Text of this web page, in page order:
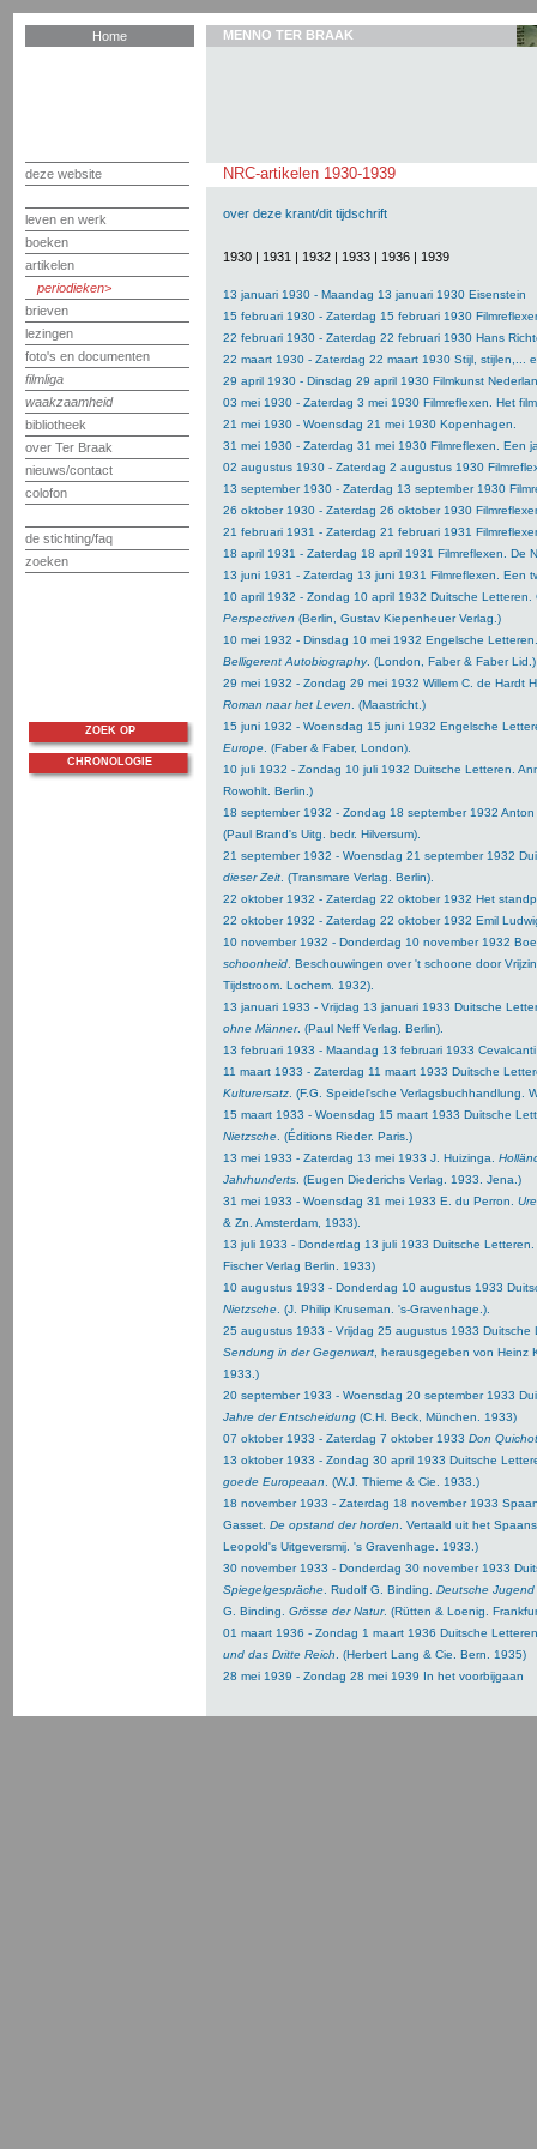
Home
deze website
leven en werk
boeken
artikelen
periodieken
brieven
lezingen
foto's en documenten
filmliga
waakzaamheid
bibliotheek
over Ter Braak
nieuws/contact
colofon
de stichting/faq
zoeken
MENNO TER BRAAK
NRC-artikelen 1930-1939
over deze krant/dit tijdschrift
1930 | 1931 | 1932 | 1933 | 1936 | 1939
13 januari 1930 - Maandag 13 januari 1930 Eisenstein
15 februari 1930 - Zaterdag 15 februari 1930
22 februari 1930 - Zaterdag 22 februari 1930 Hans
22 maart 1930 - Zaterdag 22 maart 1930 Stijl, stijlen,...
29 april 1930 - Dinsdag 29 april 1930 Filmkunst
03 mei 1930 - Zaterdag 3 mei 1930 Filmreflexen. Het
21 mei 1930 - Woensdag 21 mei 1930 Kopenhagen.
31 mei 1930 - Zaterdag 31 mei 1930 Filmreflexen. Een
02 augustus 1930 - Zaterdag 2 augustus 1930
13 september 1930 - Zaterdag 13 september 1930
26 oktober 1930 - Zaterdag 26 oktober 1930
21 februari 1931 - Zaterdag 21 februari 1931
18 april 1931 - Zaterdag 18 april 1931 Filmreflexen. De
13 juni 1931 - Zaterdag 13 juni 1931 Filmreflexen. Een
10 april 1932 - Zondag 10 april 1932 Duitsche
Perspectiven (Berlin, Gustav Kiepenheuer Verlag.)
10 mei 1932 - Dinsdag 10 mei 1932 Engelsche
Belligerent Autobiography. (London, Faber & Faber Lid.)
29 mei 1932 - Zondag 29 mei 1932 Willem C. de Hardt
Roman naar het Leven . (Maastricht.)
15 juni 1932 - Woensdag 15 juni 1932 Engelsche
Europe . (Faber & Faber, London).
10 juli 1932 - Zondag 10 juli 1932 Duitsche Letteren.
Rowohlt. Berlin.)
18 september 1932 - Zondag 18 september 1932
(Paul Brand's Uitg. bedr. Hilversum).
21 september 1932 - Woensdag 21 september 1932
dieser Zeit . (Transmare Verlag. Berlin).
22 oktober 1932 - Zaterdag 22 oktober 1932 Het
22 oktober 1932 - Zaterdag 22 oktober 1932 Emil
10 november 1932 - Donderdag 10 november 1932
schoonheid . Beschouwingen over 't schoone door
Tijdstroom. Lochem. 1932).
13 januari 1933 - Vrijdag 13 januari 1933 Duitsche
ohne Männer. (Paul Neff Verlag. Berlin).
13 februari 1933 - Maandag 13 februari 1933
11 maart 1933 - Zaterdag 11 maart 1933 Duitsche
Kulturersatz . (F.G. Speidel'sche Verlagsbuchhandlung.
15 maart 1933 - Woensdag 15 maart 1933 Duitsche
Nietzsche . (Éditions Rieder. Paris.)
13 mei 1933 - Zaterdag 13 mei 1933 J. Huizinga.
Jahrhunderts . (Eugen Diederichs Verlag. 1933. Jena.)
31 mei 1933 - Woensdag 31 mei 1933 E. du Perron.
& Zn. Amsterdam, 1933).
13 juli 1933 - Donderdag 13 juli 1933 Duitsche
Fischer Verlag Berlin. 1933)
10 augustus 1933 - Donderdag 10 augustus 1933
Nietzsche . (J. Philip Kruseman. 's-Gravenhage.).
25 augustus 1933 - Vrijdag 25 augustus 1933
Sendung in der Gegenwart , herausgegeben von Heinz
1933.)
20 september 1933 - Woensdag 20 september 1933
Jahre der Entscheidung (C.H. Beck, München. 1933)
07 oktober 1933 - Zaterdag 7 oktober 1933 Don
13 oktober 1933 - Zondag 30 april 1933 Duitsche
goede Europeaan . (W.J. Thieme & Cie. 1933.)
18 november 1933 - Zaterdag 18 november 1933
Gasset. De opstand der horden . Vertaald uit het
Leopold's Uitgeversmij. 's Gravenhage. 1933.)
30 november 1933 - Donderdag 30 november 1933
Spiegelgespräche . Rudolf G. Binding. Deutsche
G. Binding. Grösse der Natur. (Rütten & Loenig.
01 maart 1936 - Zondag 1 maart 1936 Duitsche
und das Dritte Reich . (Herbert Lang & Cie. Bern. 1935)
28 mei 1939 - Zondag 28 mei 1939 In het voorbijgaan
ZOEK OP
CHRONOLOGIE